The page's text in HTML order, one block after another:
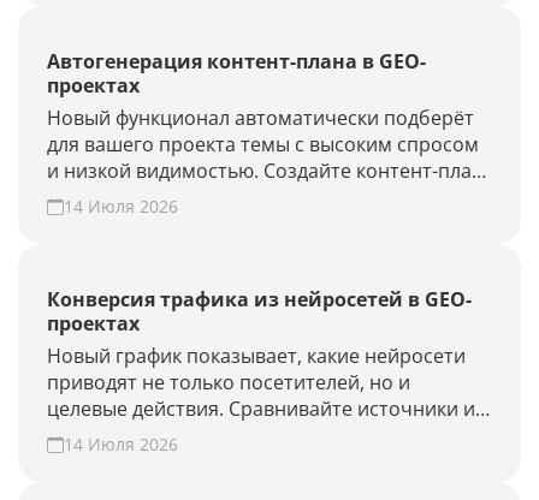
Автогенерация контент-плана в GEO-
проектах
Новый функционал автоматически подберёт
для вашего проекта темы с высоким спросом
и низкой видимостью. Создайте контент-план
за несколько минут и повысьте присутствие
вашего бренда и сайта в ответах нейросетей.
14 Июля 2026
Конверсия трафика из нейросетей в GEO-
проектах
Новый график показывает, какие нейросети
приводят не только посетителей, но и
целевые действия. Сравнивайте источники и
периоды, находите точки роста. Создайте
GEO-проект и проверьте конверсию своего
14 Июля 2026